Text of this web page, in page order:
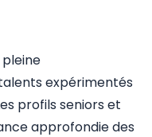
expérimentés
profils seniors et
approfondie des